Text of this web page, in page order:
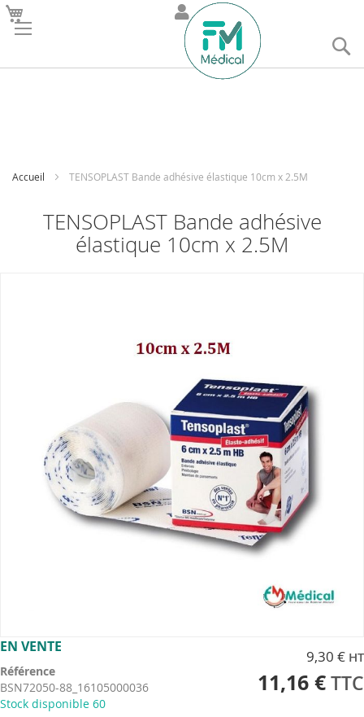
Accueil TENSOPLAST Bande adhésive élastique 10cm x 2.5M
TENSOPLAST Bande adhésive
élastique 10cm x 2.5M
EN VENTE
Référence
BSN72050-88_16105000036
Stock disponible 60
9,30 €
11,16 €
Skip
the
beginning
of